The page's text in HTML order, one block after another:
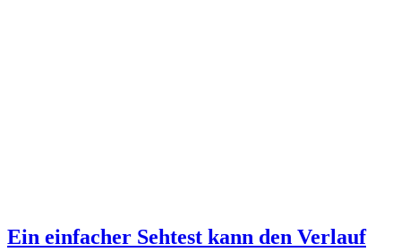
Ein einfacher Sehtest kann den Verlauf